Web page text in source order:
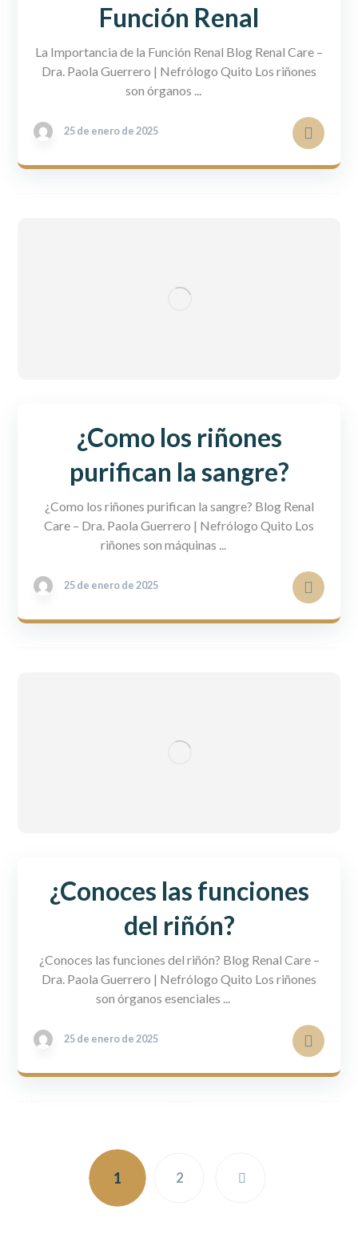
Función Renal
25 de enero de 2025
La Importancia de la Función Renal Blog Renal Care –
Dra. Paola Guerrero | Nefrólogo Quito Los riñones
son órganos ...
¿Como los riñones
purifican la sangre?
25 de enero de 2025
¿Como los riñones purifican la sangre? Blog Renal
Care – Dra. Paola Guerrero | Nefrólogo Quito Los
riñones son máquinas ...
¿Conoces las funciones
del riñón?
25 de enero de 2025
¿Conoces las funciones del riñón? Blog Renal Care –
Dra. Paola Guerrero | Nefrólogo Quito Los riñones
son órganos esenciales ...
1 2